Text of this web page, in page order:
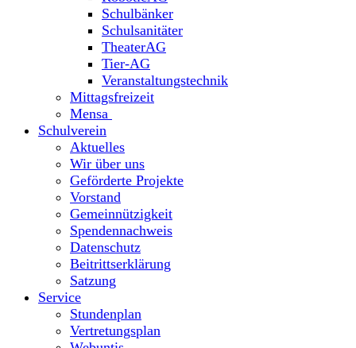
Schulbänker
Schulsanitäter
TheaterAG
Tier-AG
Veranstaltungstechnik
Mittagsfreizeit
Mensa
Schulverein
Aktuelles
Wir über uns
Geförderte Projekte
Vorstand
Gemeinnützigkeit
Spendennachweis
Datenschutz
Beitrittserklärung
Satzung
Service
Stundenplan
Vertretungsplan